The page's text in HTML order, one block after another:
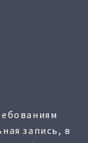
запись, в